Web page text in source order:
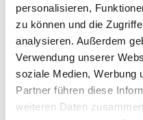
personalisieren,
zu können und die
analysieren. Außerdem
Verwendung unserer
soziale Medien, Werbung
Partner führen diese
weiteren Daten
Die Kirche des
wir leider wegen
betreten. Dafür
Pfarrhaus empfangen.
Abend gab es Nudeln
Tag endet mit einer